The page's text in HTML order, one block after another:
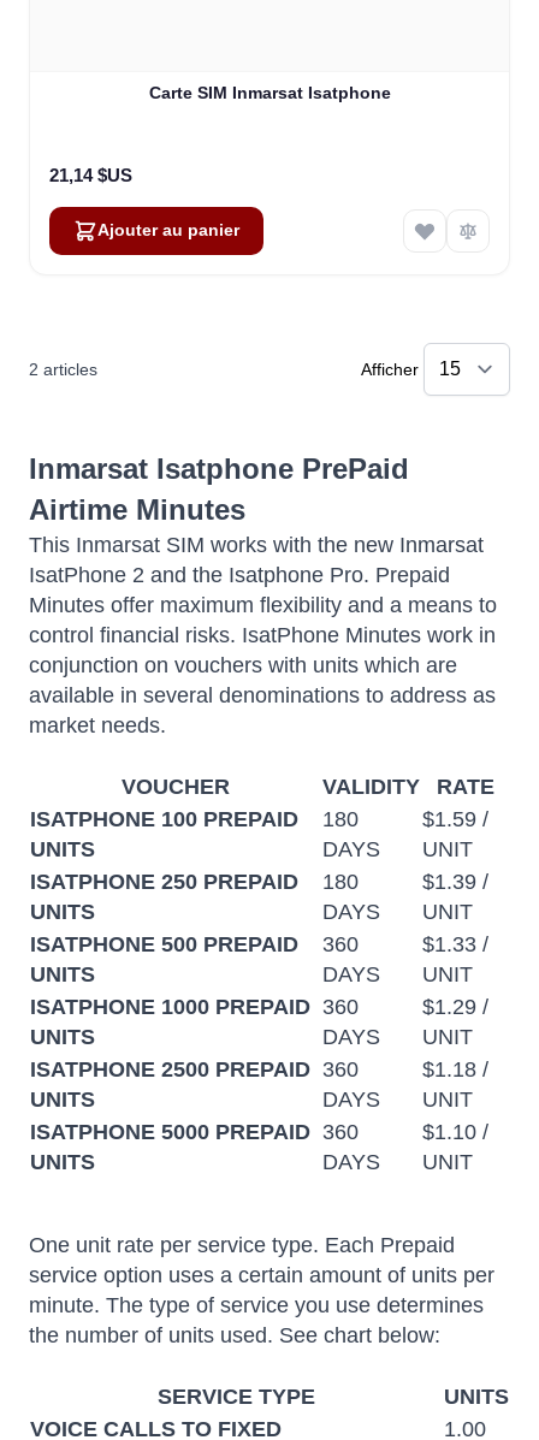
Carte SIM Inmarsat Isatphone
21,14 $US
Ajouter au panier
2 articles Afficher
Inmarsat Isatphone PrePaid
Airtime Minutes
This Inmarsat SIM works with the new Inmarsat
IsatPhone 2 and the Isatphone Pro. Prepaid
Minutes offer maximum flexibility and a means to
control financial risks. IsatPhone Minutes work in
conjunction on vouchers with units which are
available in several denominations to address as
market needs.
VOUCHER VALIDITY
RATE
ISATPHONE 100 PREPAID
UNITS
180
DAYS
$1.59 /
UNIT
ISATPHONE 250 PREPAID
UNITS
180
DAYS
$1.39 /
UNIT
ISATPHONE 500 PREPAID
UNITS
360
DAYS
$1.33 /
UNIT
ISATPHONE 1000 PREPAID
UNITS
360
DAYS
$1.29 /
UNIT
ISATPHONE 2500 PREPAID
UNITS
360
DAYS
$1.18 /
UNIT
ISATPHONE 5000 PREPAID
UNITS
360
DAYS
$1.10 /
UNIT
One unit rate per service type. Each Prepaid
service option uses a certain amount of units per
minute. The type of service you use determines
the number of units used. See chart below:
SERVICE TYPE
UNITS
VOICE CALLS TO FIXED
1.00